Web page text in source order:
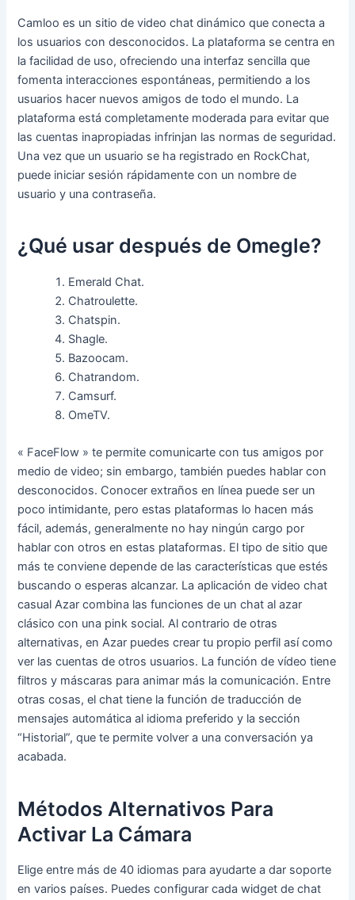
Camloo es un sitio de video chat dinámico que conecta a
los usuarios con desconocidos. La plataforma se centra en
la facilidad de uso, ofreciendo una interfaz sencilla que
fomenta interacciones espontáneas, permitiendo a los
usuarios hacer nuevos amigos de todo el mundo. La
plataforma está completamente moderada para evitar que
las cuentas inapropiadas infrinjan las normas de seguridad.
Una vez que un usuario se ha registrado en RockChat,
puede iniciar sesión rápidamente con un nombre de
usuario y una contraseña.
¿Qué usar después de Omegle?
Emerald Chat.
Chatroulette.
Chatspin.
Shagle.
Bazoocam.
Chatrandom.
Camsurf.
OmeTV.
« FaceFlow » te permite comunicarte con tus amigos por
medio de video; sin embargo, también puedes hablar con
desconocidos. Conocer extraños en línea puede ser un
poco intimidante, pero estas plataformas lo hacen más
fácil, además, generalmente no hay ningún cargo por
hablar con otros en estas plataformas. El tipo de sitio que
más te conviene depende de las características que estés
buscando o esperas alcanzar. La aplicación de video chat
casual Azar combina las funciones de un chat al azar
clásico con una pink social. Al contrario de otras
alternativas, en Azar puedes crear tu propio perfil así como
ver las cuentas de otros usuarios. La función de vídeo tiene
filtros y máscaras para animar más la comunicación. Entre
otras cosas, el chat tiene la función de traducción de
mensajes automática al idioma preferido y la sección
“Historial”, que te permite volver a una conversación ya
acabada.
Métodos Alternativos Para
Activar La Cámara
Elige entre más de 40 idiomas para ayudarte a dar soporte
en varios países. Puedes configurar cada widget de chat